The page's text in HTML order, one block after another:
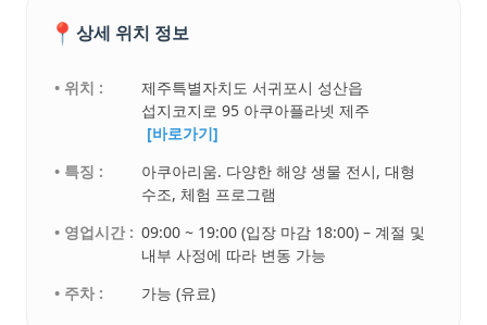
📍 상세 위치 정보
• 위치 :
제주특별자치도 서귀포시 성산읍
섭지코지로 95 아쿠아플라넷 제주
[바로가기]
• 특징 :
아쿠아리움. 다양한 해양 생물 전시, 대형
수조, 체험 프로그램
• 영업시간 : 09:00 ~ 19:00 (입장 마감 18:00) – 계절 및
내부 사정에 따라 변동 가능
• 주차 :
가능 (유료)